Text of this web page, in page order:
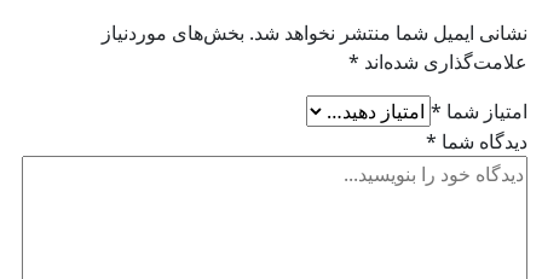
نشانی ایمیل شما منتشر نخواهد شد. بخش‌های موردنیاز
علامت‌گذاری شده‌اند *
امتیاز شما *
دیدگاه شما *